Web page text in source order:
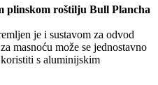
plinskom roštilju Bull Plancha
je i sustavom za odvod
masnoću može se jednostavno
s aluminijskim